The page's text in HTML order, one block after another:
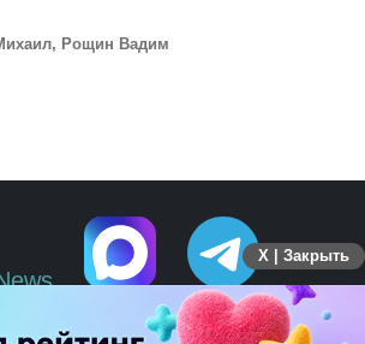
Рощин Вадим
X | Закрыть
НА ПОЛНУЮ ВЕРСИЮ